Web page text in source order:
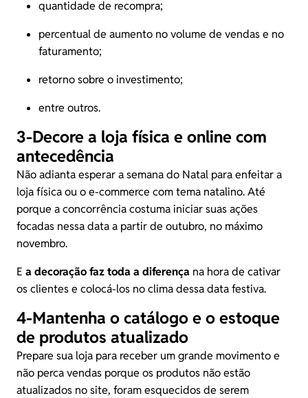
quantidade de recompra;
percentual de aumento no volume de vendas e no
faturamento;
retorno sobre o investimento;
entre outros.
3-Decore a loja física e online com
antecedência
Não adianta esperar a semana do Natal para enfeitar a
loja física ou o e-commerce com tema natalino. Até
porque a concorrência costuma iniciar suas ações
focadas nessa data a partir de outubro, no máximo
novembro.
E a decoração faz toda a diferença na hora de cativar
os clientes e colocá-los no clima dessa data festiva.
4-Mantenha o catálogo e o estoque
de produtos atualizado
Prepare sua loja para receber um grande movimento e
não perca vendas porque os produtos não estão
atualizados no site, foram esquecidos de serem